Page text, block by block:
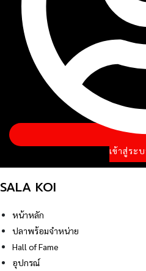
เข้าสู่ระ
SALA KOI
หน้าหลัก
ปลาพร้อมจำหน่าย
Hall of Fame
อุปกรณ์